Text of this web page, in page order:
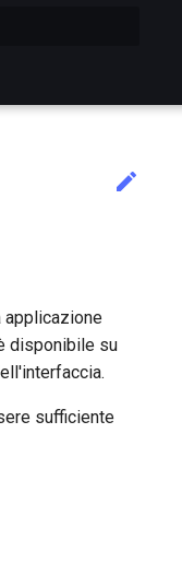
applicazione
disponibile su
sufficiente